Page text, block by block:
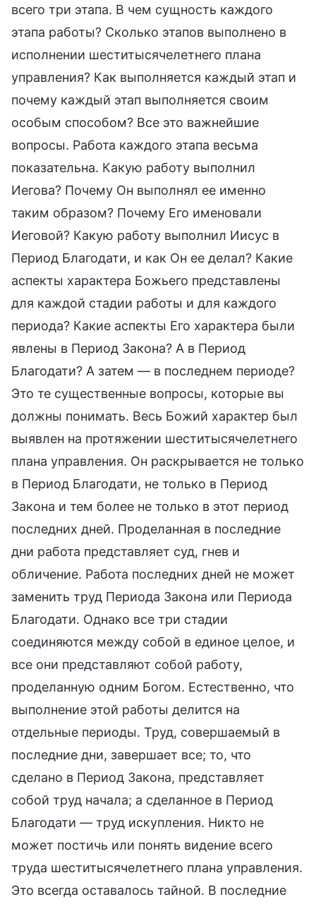
всего три этапа. В чем сущность каждого
этапа работы? Сколько этапов выполнено в
исполнении шеститысячелетнего плана
управления? Как выполняется каждый этап и
почему каждый этап выполняется своим
особым способом? Все это важнейшие
вопросы. Работа каждого этапа весьма
показательна. Какую работу выполнил
Иегова? Почему Он выполнял ее именно
таким образом? Почему Его именовали
Иеговой? Какую работу выполнил Иисус в
Период Благодати, и как Он ее делал? Какие
аспекты характера Божьего представлены
для каждой стадии работы и для каждого
периода? Какие аспекты Его характера были
явлены в Период Закона? А в Период
Благодати? А затем — в последнем периоде?
Это те существенные вопросы, которые вы
должны понимать. Весь Божий характер был
выявлен на протяжении шеститысячелетнего
плана управления. Он раскрывается не только
в Период Благодати, не только в Период
Закона и тем более не только в этот период
последних дней. Проделанная в последние
дни работа представляет суд, гнев и
обличение. Работа последних дней не может
заменить труд Периода Закона или Периода
Благодати. Однако все три стадии
соединяются между собой в единое целое, и
все они представляют собой работу,
проделанную одним Богом. Естественно, что
выполнение этой работы делится на
отдельные периоды. Труд, совершаемый в
последние дни, завершает все; то, что
сделано в Период Закона, представляет
собой труд начала; а сделанное в Период
Благодати — труд искупления. Никто не
может постичь или понять видение всего
труда шеститысячелетнего плана управления.
Это всегда оставалось тайной. В последние